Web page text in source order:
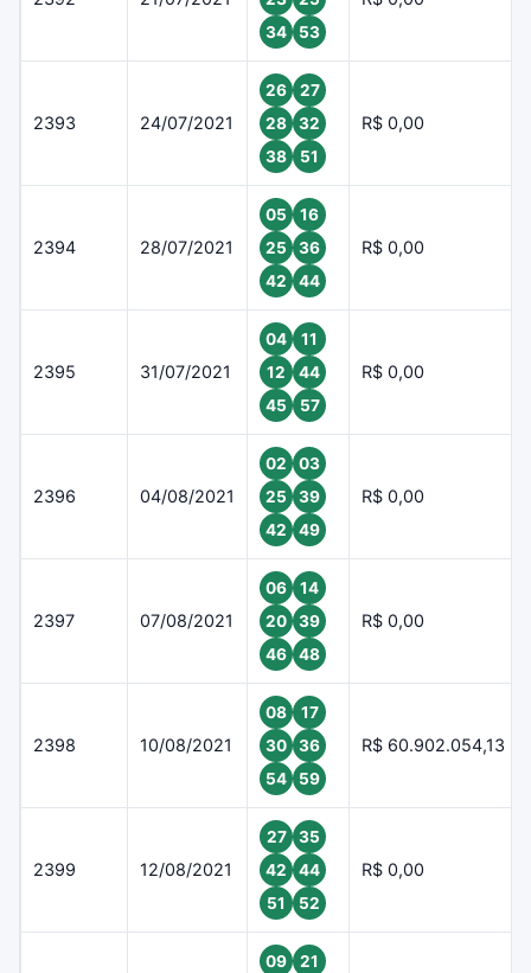
34
53
2393 24/07/2021
26
27
28
32
38
51
R$ 0,00
2394 28/07/2021
05
16
25
36
42
44
R$ 0,00
2395 31/07/2021
04
11
12
44
45
57
R$ 0,00
2396 04/08/2021
02
03
25
39
42
49
R$ 0,00
2397 07/08/2021
06
14
20
39
46
48
R$ 0,00
2398 10/08/2021
08
17
30
36
54
59
R$ 60.902.054,13
2399 12/08/2021
27
35
42
44
51
52
R$ 0,00
09
21